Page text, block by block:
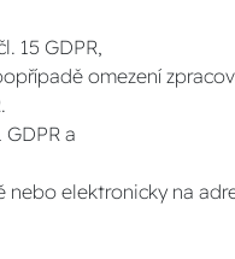
15 GDPR,
omezení
a
nebo elektronicky na